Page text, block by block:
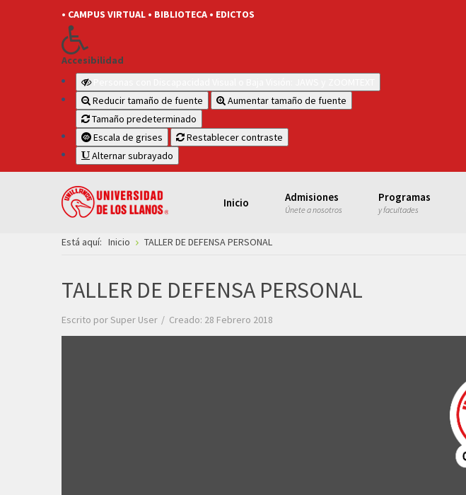
• CAMPUS VIRTUAL • BIBLIOTECA • EDICTOS
Accesibilidad
Reducir tamaño de fuente
Aumentar tamaño de fuente
Tamaño predeterminado
Escala de grises
Restablecer contraste
Alternar subrayado
Inicio Admisiones
Únete a nosotros
Programas
y facultades
Está aquí: Inicio TALLER DE DEFENSA PERSONAL
TALLER DE DEFENSA PERSONAL
Escrito porSuper User Creado: 28 Febrero 2018